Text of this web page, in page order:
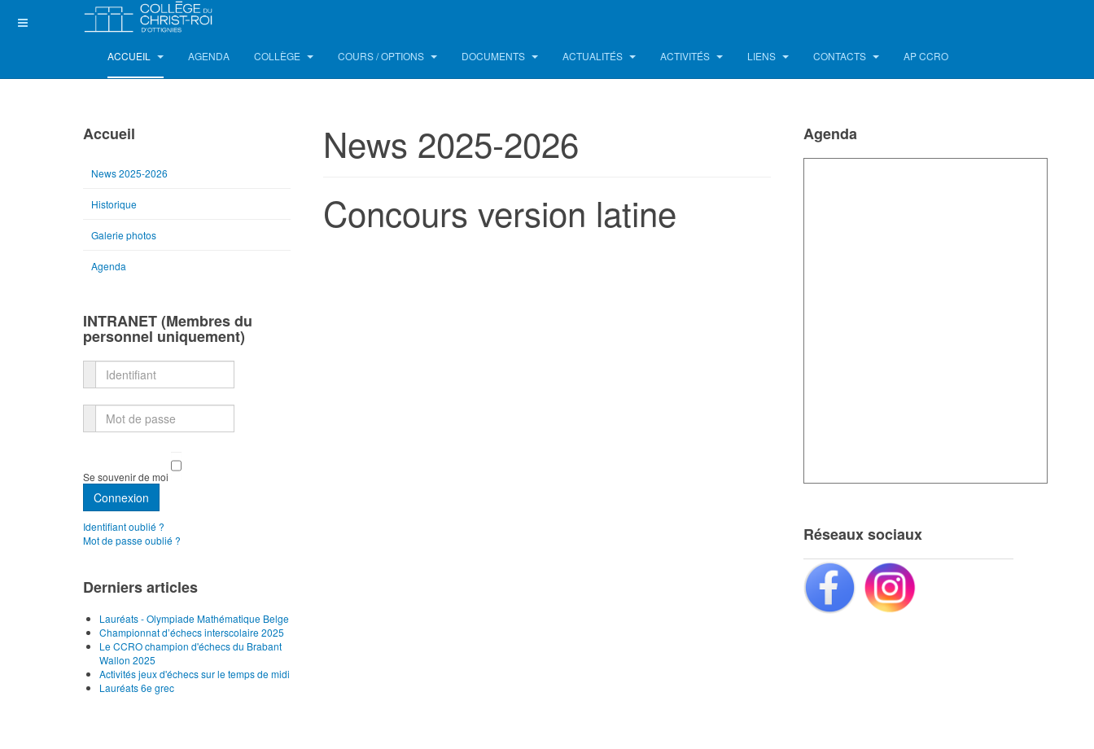
ACCUEIL AGENDA COLLÈGE COURS / OPTIONS DOCUMENTS ACTUALITÉS ACTIVITÉS LIENS CONTACTS AP CCRO
News 2025-2026
Concours version latine
Accueil
News 2025-2026
Historique
Galerie photos
Agenda
INTRANET (Membres du
personnel uniquement)
Identifiant
Mot de passe
Se souvenir de moi
Connexion
Identifiant oublié ?
Mot de passe oublié ?
Derniers articles
Lauréats - Olympiade Mathématique Belge
Championnat d’échecs interscolaire 2025
Le CCRO champion d'échecs du Brabant
Wallon 2025
Activités jeux d'échecs sur le temps de midi
Lauréats 6e grec
Agenda
Réseaux sociaux